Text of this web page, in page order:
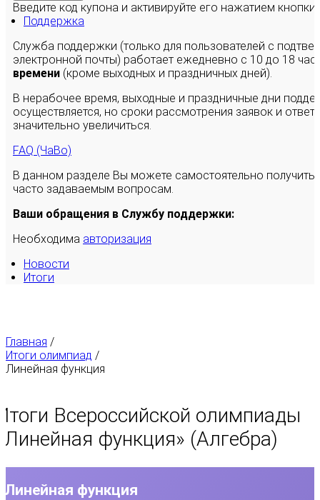
Введите код купона и активируйте его нажатием кнопки
Поддержка
Служба поддержки (только для пользователей с
электронной почты) работает ежедневно с 10 до 18
времени (кроме выходных и праздничных дней).
В нерабочее время, выходные и праздничные дни
осуществляется, но сроки рассмотрения заявок и
значительно увеличиться.
FAQ (ЧаВо)
В данном разделе Вы можете самостоятельно
часто задаваемым вопросам.
Ваши обращения в Службу поддержки:
Необходима авторизация
Новости
Итоги
Главная /
Итоги олимпиад /
Линейная функция
Всероссийской олимпиады
Линейная функция» (Алгебра)
Линейная функция